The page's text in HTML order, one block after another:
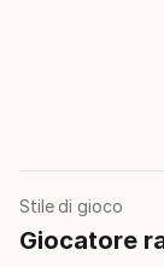
Stile di gioco
Giocatore